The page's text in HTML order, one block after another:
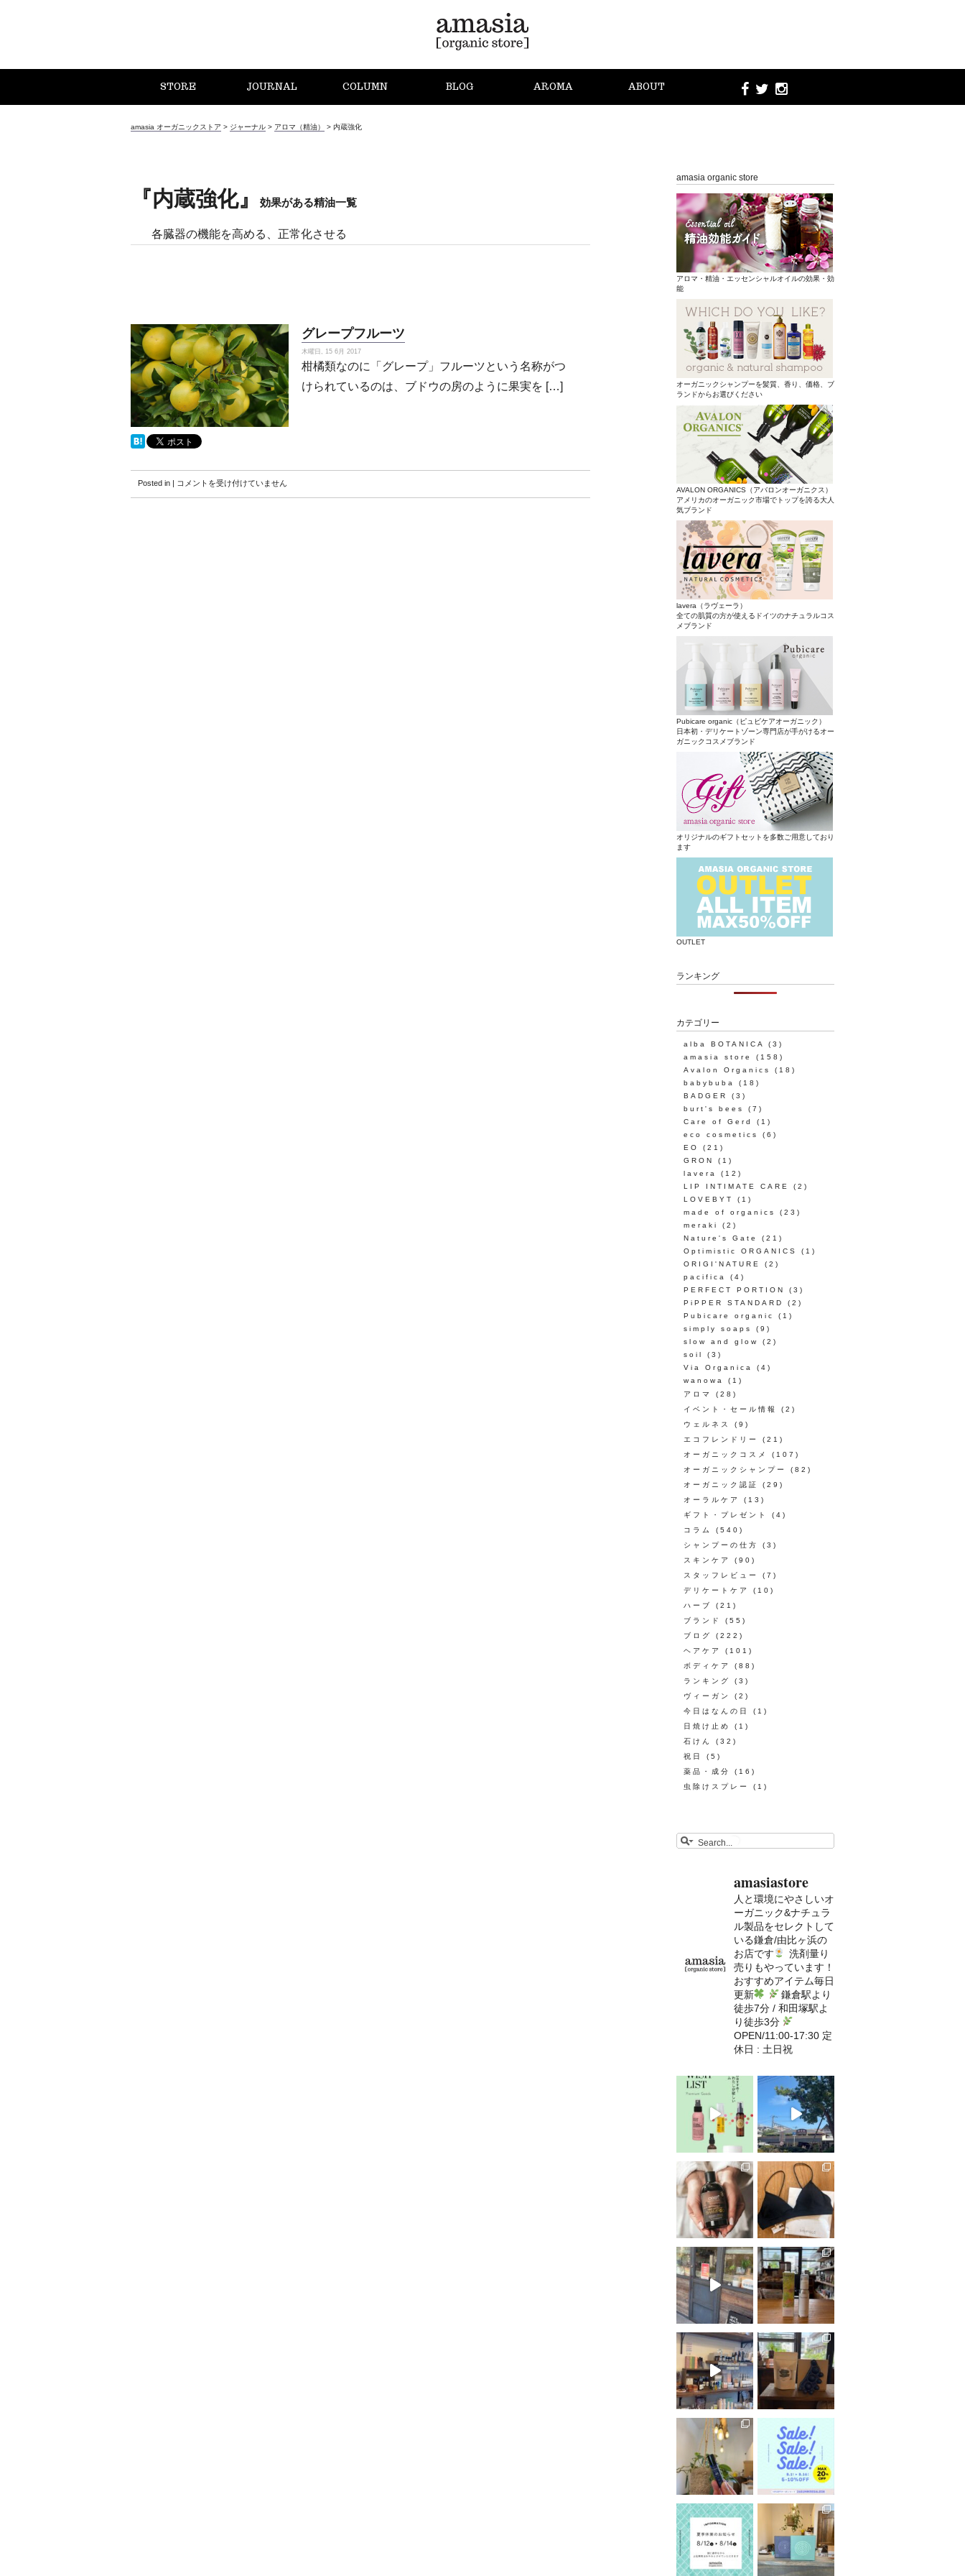
STORE JOURNAL COLUMN BLOG AROMA ABOUT
amasia オーガニックストア > ジャーナル > アロマ（精油） > 内蔵強化
『内蔵強化』 効果がある精油一覧
各臓器の機能を高める、正常化させる
グレープフルーツ
木曜日, 15 6月 2017
柑橘類なのに「グレープ」フルーツという名称がつ
けられているのは、ブドウの房のように果実を […]
Posted in |
グ
コメントを受け付けていません
amasia organic store
アロマ・精油・エッセンシャルオイルの効果・効
能
オーガニックシャンプーを髪質、香り、価格、ブ
ランドからお選びください
AVALON ORGANICS（アバロンオーガニクス）
アメリカのオーガニック市場でトップを誇る大人
気ブランド
lavera（ラヴェーラ）
全ての肌質の方が使えるドイツのナチュラルコス
メブランド
Pubicare organic（ピュビケアオーガニック）
日本初・デリケートゾーン専門店が手がけるオー
ガニックコスメブランド
オリジナルのギフトセットを多数ご用意しており
ます
OUTLET
ランキング
カテゴリー
alba BOTANICA
(3)
amasia store
(158)
Avalon Organics
(18)
babybuba
(18)
BADGER
(3)
burt's bees
(7)
Care of Gerd
(1)
eco cosmetics
(6)
EO
(21)
GRON
(1)
lavera
(12)
LIP INTIMATE CARE
(2)
LOVEBYT
(1)
made of organics
(23)
meraki
(2)
Nature's Gate
(21)
Optimistic ORGANICS
(1)
ORIGI'NATURE
(2)
pacifica
(4)
PERFECT PORTION
(3)
PiPPER STANDARD
(2)
Pubicare organic
(1)
simply soaps
(9)
slow and glow
(2)
soil
(3)
Via Organica
(4)
wanowa
(1)
アロマ
(28)
イベント・セール情報
(2)
ウェルネス
(9)
エコフレンドリー
(21)
オーガニックコスメ
(107)
オーガニックシャンプー
(82)
オーガニック認証
(29)
オーラルケア
(13)
ギフト・プレゼント
(4)
コラム
(540)
シャンプーの仕方
(3)
スキンケア
(90)
スタッフレビュー
(7)
デリケートケア
(10)
ハーブ
(21)
ブランド
(55)
ブログ
(222)
ヘアケア
(101)
ボディケア
(88)
ランキング
(3)
ヴィーガン
(2)
今日はなんの日
(1)
日焼け止め
(1)
石けん
(32)
祝日
(5)
薬品・成分
(16)
虫除けスプレー
(1)
amasiastore
人と環境にやさしいオ
ーガニック&ナチュラ
ル製品をセレクトして
いる鎌倉/由比ヶ浜の
お店です
洗剤量り
売りもやっています！
おすすめアイテム毎日
更新
鎌倉駅より
徒歩7分 / 和田塚駅よ
り徒歩3分
OPEN/11:00-17:30 定
休日 : 土日祝